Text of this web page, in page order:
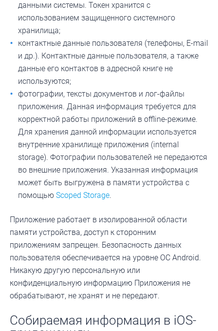
данными системы. Токен хранится с
использованием защищенного системного
хранилища;
контактные данные пользователя (телефоны, E-mail
и др.). Контактные данные пользователя, а также
данные его контактов в адресной книге не
используются;
фотографии, тексты документов и лог-файлы
приложения. Данная информация требуется для
корректной работы приложений в offline-режиме.
Для хранения данной информации используется
внутренние хранилище приложения (internal
storage). Фотографии пользователей не передаются
во внешние приложения. Указанная информация
может быть выгружена в памяти устройства с
помощью Scoped Storage.
Приложение работает в изолированной области
памяти устройства, доступ к сторонним
приложениям запрещен. Безопасность данных
пользователя обеспечивается на уровне ОС Android.
Никакую другую персональную или
конфиденциальную информацию Приложения не
обрабатывают, не хранят и не передают.
Собираемая информация в iOS-